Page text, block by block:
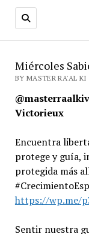
Miércoles
BY MASTER RA'AL
Victorieux
Encuentra
protege y guía,
protegida más
https://wp.me/
Sentir nuestra